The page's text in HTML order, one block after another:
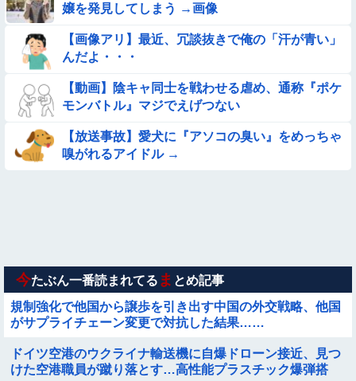
【悲報】イッヌさん、飼い主の『レズプレイ』を見てドン引
き・・・
【画像】女子高生「え待って、パパが隣りの車両いる。。。」
【動画】白人「日本で一番美味い食べ物はこれな、試してみ
ろ！飛ぶぞ」
【動画像】女の子「ウエスト？・・・60㎝だよ！」
嬢を発見してしまう →画像
【画像アリ】最近、冗談抜きで俺の「汗が青い」
んだよ・・・
【動画】陰キャ同士を戦わせる虐め、通称『ポケ
モンバトル』マジでえげつない
【放送事故】愛犬に『アソコの臭い』をめっちゃ
嗅がれるアイドル →
今たぶん一番読まれてる ま とめ記事
規制強化で他国から譲歩を引き出す中国の外交戦略、他国
がサプライチェーン変更で対抗した結果……
ドイツ空港のウクライナ輸送機に自爆ドローン接近、見つ
けた空港職員が蹴り落とす…高性能プラスチック爆弾搭